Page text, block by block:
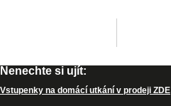
Nenechte si ujít:
Vstupenky na domácí utkání v prodeji ZDE